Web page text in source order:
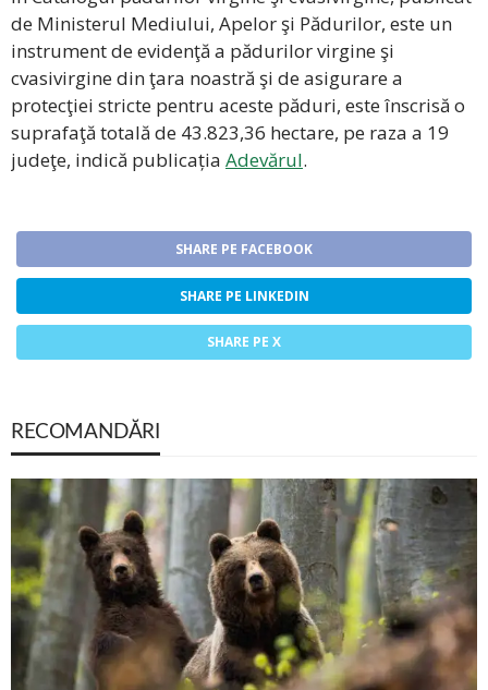
de Ministerul Mediului, Apelor şi Pădurilor, este un
instrument de evidenţă a pădurilor virgine şi
cvasivirgine din ţara noastră şi de asigurare a
protecţiei stricte pentru aceste păduri, este înscrisă o
suprafaţă totală de 43.823,36 hectare, pe raza a 19
judeţe, indică publicația Adevărul.
SHARE PE FACEBOOK
SHARE PE LINKEDIN
SHARE PE X
RECOMANDĂRI